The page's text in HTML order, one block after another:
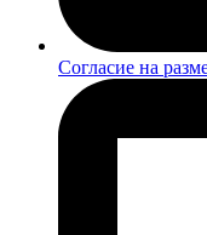
Согласие на